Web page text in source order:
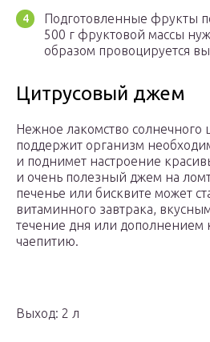
Подготовленные фрукты
500 г фруктовой массы
образом провоцируется
Цитрусовый джем
Нежное лакомство солнечного
поддержит организм
и поднимет настроение
и очень полезный джем на
печенье или бисквите может
витаминного завтрака,
течение дня или дополнением
чаепитию.
Выход: 2 л